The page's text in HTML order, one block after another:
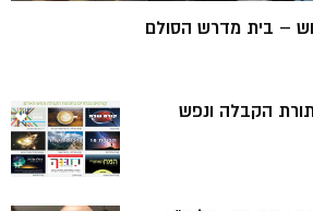
– בית מדרש הסולם
הקבלה ונפש